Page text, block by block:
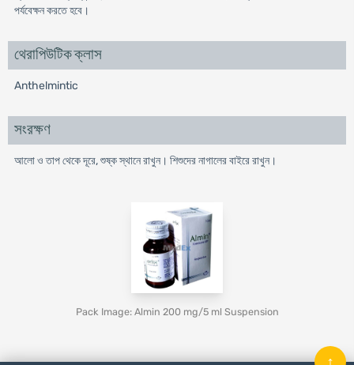
পর্যবেক্ষন করতে হবে।
থেরাপিউটিক ক্লাস
Anthelmintic
সংরক্ষণ
আলো ও তাপ থেকে দূরে, শুষ্ক স্থানে রাখুন। শিশুদের নাগালের বাইরে রাখুন।
Pack Image: Almin 200 mg/5 ml Suspension